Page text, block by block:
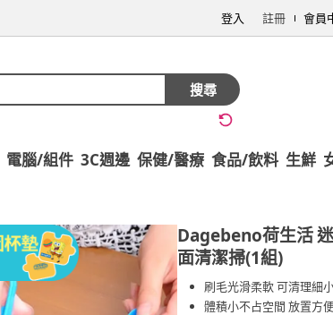
登入 註冊 會員
搜尋
電腦/組件 3C週邊 保健/醫療 食品/飲料 生鮮
Dagebeno荷生活
面清潔掃(1組)
刷毛光滑柔軟 可清理細
體積小不占空間 放置方